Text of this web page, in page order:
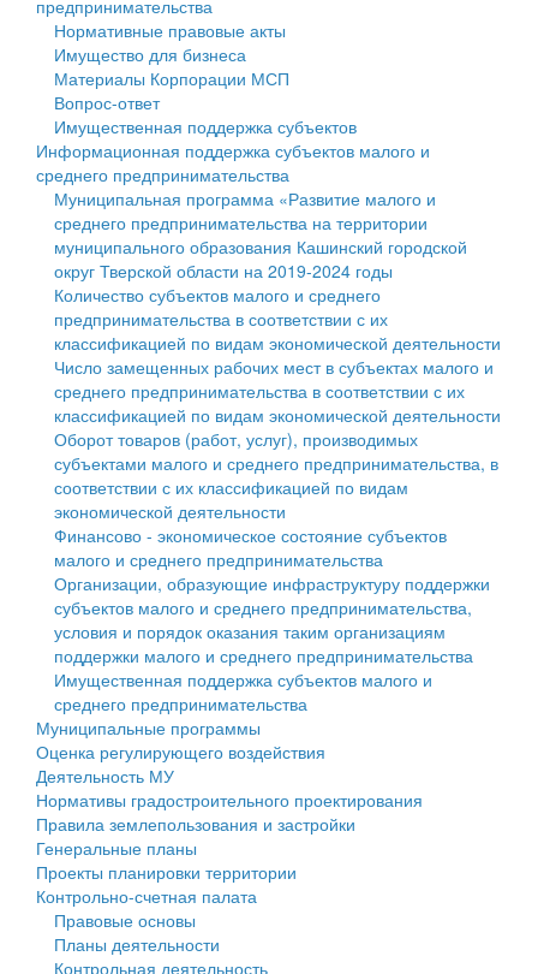
Государственные услуги
Промышленность и АПК
Экономика и бизнес
...
Символика
Устав
Гостям округа
Туризм
Культура
Образование
Здравоохранение
Социальная защита
Фотоальбом
муниципального округа Тверской области
Администрация Кашинского муниципального округа
Тверской области
Управление сельскими территориями
Открытые данные
Работа с обращениями граждан
Муниципальный контроль
Муниципальные услуги
Проекты административных регламентов
Антимонопольный комплаенс
Противодействие коррупции
Финансовое управление
Бюджет для граждан
Имущество
Выявление правообладателей ранее учтенных
объектов недвижимости
Имущественная поддержка субъектов малого и
среднего предпринимательства
Информационная поддержка субъектов малого и
среднего предпринимательства
Муниципальные программы
Контрольно-счетная палата
Персональные данные
Оценка регулирующего воздействия
Деятельность МУ
Нормативы градостроительного проектирования
Правила землепользования и застройки
Генеральные планы
Проекты планировки территории
Собрание депутатов
Городское поселение
предпринимательства
Нормативные правовые акты
Имущество для бизнеса
Материалы Корпорации МСП
Вопрос-ответ
Имущественная поддержка субъектов
Информационная поддержка субъектов малого и
среднего предпринимательства
Муниципальная программа «Развитие малого и
среднего предпринимательства на территории
муниципального образования Кашинский городской
округ Тверской области на 2019-2024 годы
Количество субъектов малого и среднего
предпринимательства в соответствии с их
классификацией по видам экономической деятельности
Число замещенных рабочих мест в субъектах малого и
среднего предпринимательства в соответствии с их
классификацией по видам экономической деятельности
Оборот товаров (работ, услуг), производимых
субъектами малого и среднего предпринимательства, в
соответствии с их классификацией по видам
экономической деятельности
Финансово - экономическое состояние субъектов
малого и среднего предпринимательства
Организации, образующие инфраструктуру поддержки
субъектов малого и среднего предпринимательства,
условия и порядок оказания таким организациям
поддержки малого и среднего предпринимательства
Имущественная поддержка субъектов малого и
среднего предпринимательства
Муниципальные программы
Оценка регулирующего воздействия
Деятельность МУ
Нормативы градостроительного проектирования
Правила землепользования и застройки
Генеральные планы
Проекты планировки территории
Контрольно-счетная палата
Правовые основы
Планы деятельности
Контрольная деятельность